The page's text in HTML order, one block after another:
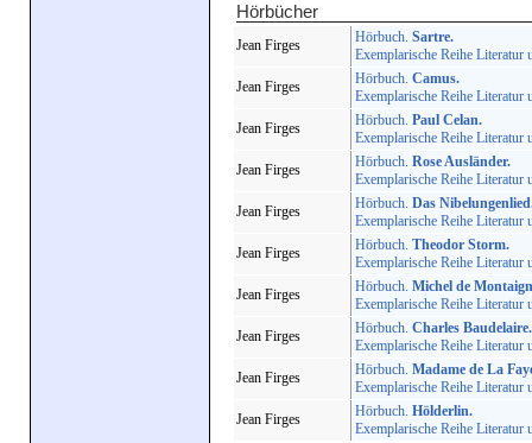
Hörbücher
Jean Firges Hörbuch. Sartre.
Exemplarische Reihe Literatur
Jean Firges
Hörbuch. Camus.
Exemplarische Reihe Literatur
Jean Firges
Hörbuch. Paul Celan.
Exemplarische Reihe Literatur
Jean Firges
Hörbuch. Rose Ausländer.
Exemplarische Reihe Literatur
Jean Firges
Hörbuch. Das
Exemplarische Reihe Literatur
Jean Firges
Hörbuch. Theodor Storm.
Exemplarische Reihe Literatur
Jean Firges
Hörbuch. Michel de
Exemplarische Reihe Literatur
Jean Firges
Hörbuch. Charles Baudelaire.
Exemplarische Reihe Literatur
Jean Firges
Hörbuch. Madame de La
Exemplarische Reihe Literatur
Jean Firges
Hörbuch. Hölderlin.
Exemplarische Reihe Literatur